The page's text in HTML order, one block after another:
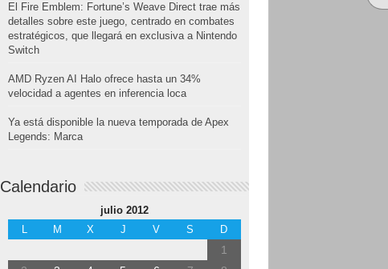
El Fire Emblem: Fortune’s Weave Direct trae más
detalles sobre este juego, centrado en combates
estratégicos, que llegará en exclusiva a Nintendo
Switch
AMD Ryzen AI Halo ofrece hasta un 34%
velocidad a agentes en inferencia loca
Ya está disponible la nueva temporada de Apex
Legends: Marca
Calendario
julio 2012
L
M X J V S D
1